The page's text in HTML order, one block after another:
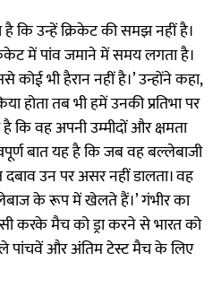
कि उन्हें क्रिकेट की समझ नहीं है।
में पांव जमाने में समय लगता है।
कोई भी हैरान नहीं है।’ उन्होंने कहा,
होता तब भी हमें उनकी प्रतिभा पर
कि वह अपनी उम्मीदों और क्षमता
बात यह है कि जब वह बल्लेबाजी
उन पर असर नहीं डालता। वह
के रूप में खेलते हैं।’ गंभीर का
करके मैच को ड्रा करने से भारत को
पांचवें और अंतिम टेस्ट मैच के लिए